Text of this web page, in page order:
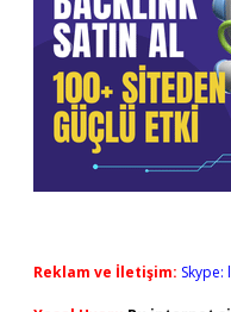
Reklam ve İletişim: Skype: